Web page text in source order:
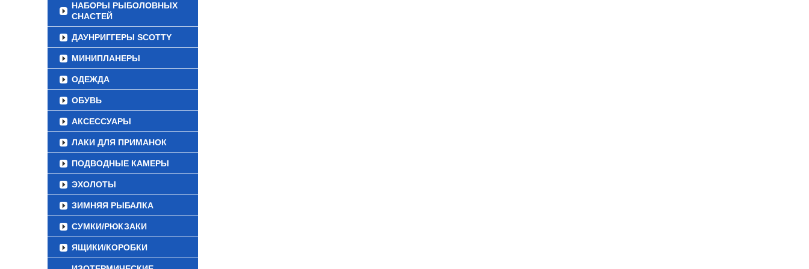
НАБОРЫ РЫБОЛОВНЫХ
СНАСТЕЙ
ДАУНРИГГЕРЫ SCOTTY
МИНИПЛАНЕРЫ
ОДЕЖДА
ОБУВЬ
АКСЕССУАРЫ
ЛАКИ ДЛЯ ПРИМАНОК
ПОДВОДНЫЕ КАМЕРЫ
ЭХОЛОТЫ
ЗИМНЯЯ РЫБАЛКА
СУМКИ/РЮКЗАКИ
ЯЩИКИ/КОРОБКИ